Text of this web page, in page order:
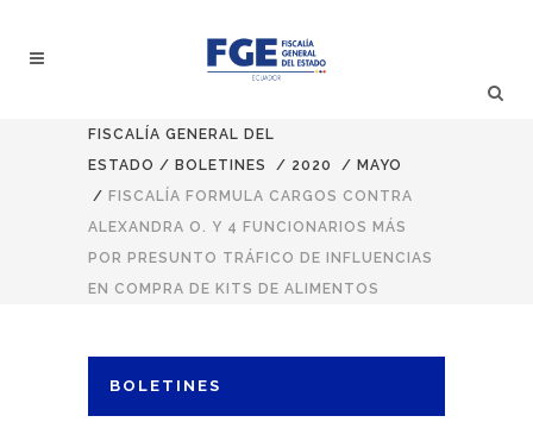
FISCALÍA GENERAL DEL
ESTADO / BOLETINES / 2020 / MAYO
/ FISCALÍA FORMULA CARGOS CONTRA
ALEXANDRA O. Y 4 FUNCIONARIOS MÁS
POR PRESUNTO TRÁFICO DE INFLUENCIAS
EN COMPRA DE KITS DE ALIMENTOS
BOLETINES